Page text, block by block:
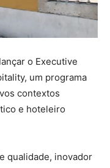
o Executive
um programa
contextos
e hoteleiro
qualidade, inovador